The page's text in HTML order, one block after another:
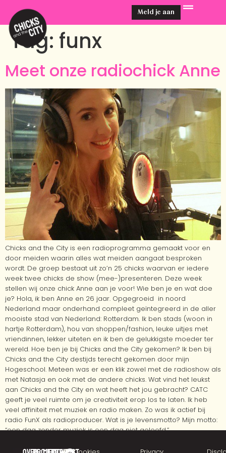
Meld je aan
Tag: funx
Meet onze radiochick Anne
Chicks and the City is een radioprogramma gemaakt voor en
door meiden waarin alles wat meiden aangaat besproken
wordt. De groep bestaat uit zo’n 25 chicks waarvan er iedere
week twee chicks de show (mee-)presenteren. Deze week
stellen wij onze chick Anne aan je voor! Wie ben je en wat doe
je? Hola, ik ben Anne en 26 jaar. Opgegroeid in noord
Nederland maar onderhand compleet geïntegreerd in de aller
mooiste stad van Nederland: Rotterdam. Ik ben stads (woon in
hartje Rotterdam), hou van shoppen/fashion, leuke uitjes met
vriendinnen, lekker uiteten en ik ben de gelukkigste moeder ter
wereld. Hoe ben je bij Chicks and the City gekomen? Ik ben bij
Chicks and the City destijds terecht gekomen door mijn
Hogeschool. Meteen was er een klik zowel met de radioshow als
met Natasja en ook met de andere chicks. Wat vind het leukst
aan Chicks and the City en wat heeft het jou gebracht? CATC
geeft je veel ruimte om je creativiteit erop los te laten. Ik heb
veel affiniteit met muziek en radio maken. Zo was ik actief bij
radio FunX als radioproducer. Wat is je levensmotto? Mijn motto:
“een dag zonder muziek is een dag niet geleefd.”